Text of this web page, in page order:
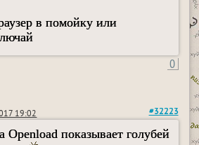
в помойку или
0
19:02 #32223
Openload показывает голубей